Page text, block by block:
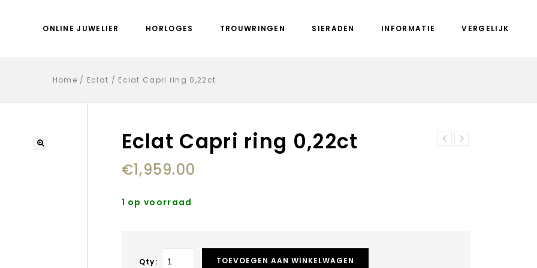
ONLINE JUWELIER HORLOGES TROUWRINGEN SIERADEN INFORMATIE VERGELIJK
Home / Eclat / Eclat Capri ring 0,22ct
Eclat Capri ring 0,22ct
€1,959.00
1 op voorraad
Qty: TOEVOEGEN AAN WINKELWAGEN